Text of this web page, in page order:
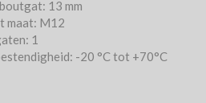
13 mm
maat: M12
1
-20 °C tot +70°C